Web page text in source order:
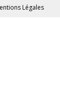
Légales